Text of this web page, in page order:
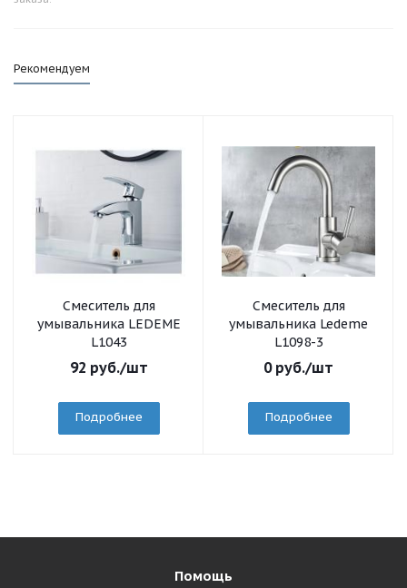
Рекомендуем
Смеситель для
умывальника LEDEME
L1043
92 руб./шт
Подробнее
Смеситель для
умывальника Ledeme
L1098-3
0руб./шт
Подробнее
Помощь